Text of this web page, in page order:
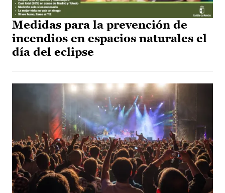
Medidas para la prevención de
incendios en espacios naturales el
día del eclipse